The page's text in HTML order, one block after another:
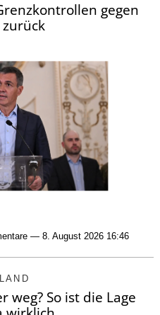
gegen
— 8. August 2026 16:46
weg? So ist die Lage